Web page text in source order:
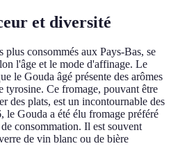
et diversité
plus consommés aux Pays-Bas, se
l'âge et le mode d'affinage. Le
le Gouda âgé présente des arômes
tyrosine. Ce fromage, pouvant être
des plats, est un incontournable des
le Gouda a été élu fromage préféré
consommation. Il est souvent
de vin blanc ou de bière